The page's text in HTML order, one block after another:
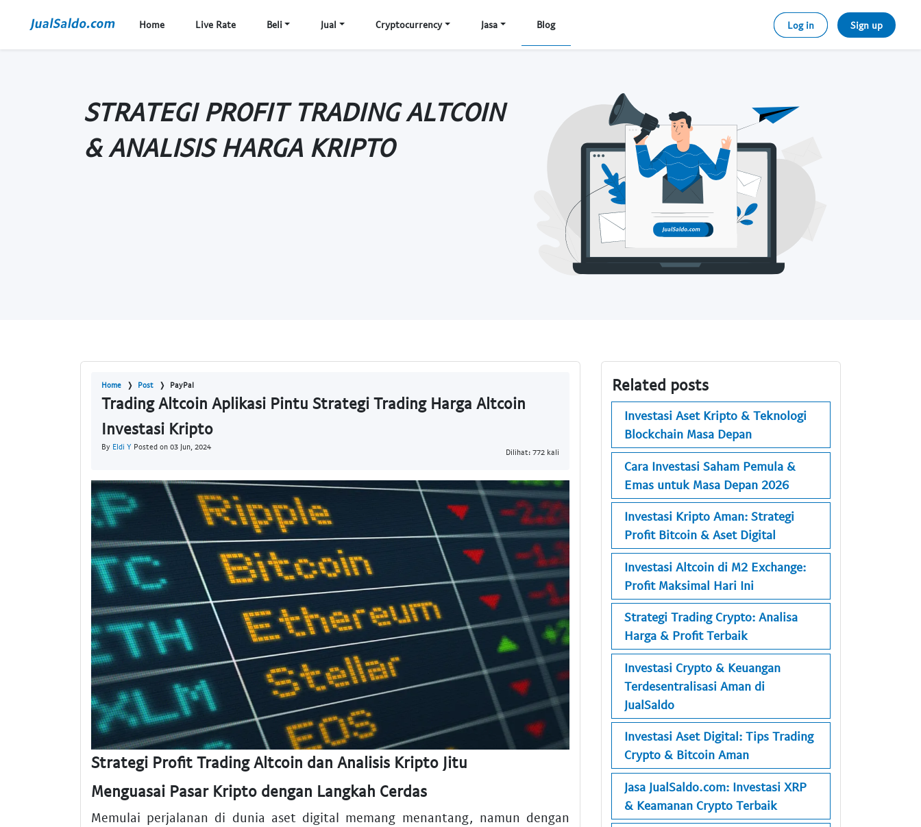
Home Live Rate Beli Jual Cryptocurrency Jasa Blog Log in Sign up
STRATEGI PROFIT TRADING ALTCOIN
& ANALISIS HARGA KRIPTO
Home Post PayPal
Trading Altcoin Aplikasi Pintu Strategi Trading Harga Altcoin
Investasi Kripto
By Eldi Y Posted on 03 Jun, 2024
Dilihat: 772 kali
Strategi Profit Trading Altcoin dan Analisis Kripto Jitu
Menguasai Pasar Kripto dengan Langkah Cerdas
Memulai perjalanan di dunia aset digital memang menantang, namun dengan
Related posts
Investasi Aset Kripto & Teknologi
Blockchain Masa Depan
Cara Investasi Saham Pemula &
Emas untuk Masa Depan 2026
Investasi Kripto Aman: Strategi
Profit Bitcoin & Aset Digital
Investasi Altcoin di M2 Exchange:
Profit Maksimal Hari Ini
Strategi Trading Crypto: Analisa
Harga & Profit Terbaik
Investasi Crypto & Keuangan
Terdesentralisasi Aman di
JualSaldo
Investasi Aset Digital: Tips Trading
Crypto & Bitcoin Aman
Jasa JualSaldo.com: Investasi XRP
& Keamanan Crypto Terbaik